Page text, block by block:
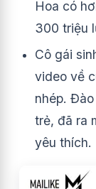
Hoa có
300 triệu
Cô gái
video về
nhép.
trẻ, đã ra
yêu thích.